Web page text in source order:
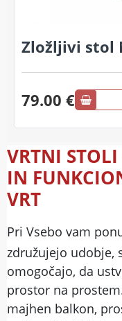
Zložljivi stol
79.00 €
VRTNI
IN
VRT
Pri Vsebo vam
združujejo udobje,
omogočajo, da
prostor na
majhen balkon,